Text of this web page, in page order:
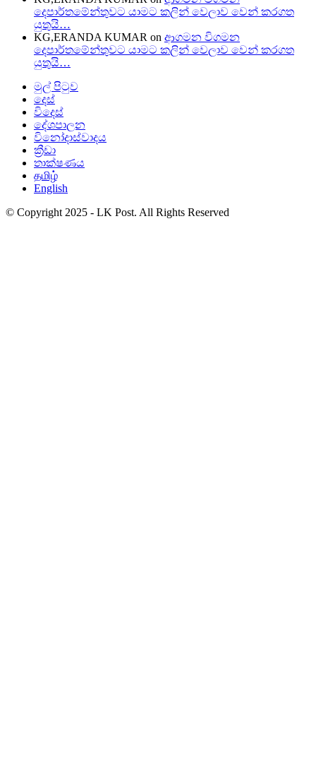
දෙපාර්තමේන්තුවට යාමට කලින් වෙලාව වෙන් කරගත
යුතුයි…
KG,ERANDA KUMAR on ආගමන විගමන
දෙපාර්තමේන්තුවට යාමට කලින් වෙලාව වෙන් කරගත
යුතුයි…
මුල් පිටුව
දෙස්
විදෙස්
දේශපාලන
විනෝදාස්වාදය
ක්‍රීඩා
තාක්ෂණය
தமிழ்
English
© Copyright 2025 - LK Post. All Rights Reserved